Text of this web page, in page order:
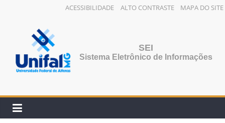
ACESSIBILIDADE ALTO CONTRASTE MAPA DO SITE
conteúdo
SEI
Sistema Eletrônico de Informações